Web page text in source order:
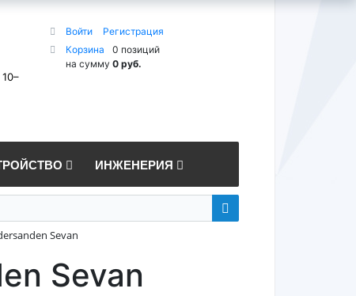
Войти
Регистрация
Корзина
0 позиций
на сумму 0 руб.
ИНЖЕНЕРИЯ
Sevan
Sevan